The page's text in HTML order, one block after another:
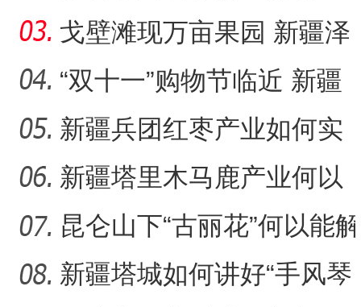
何
馆：“楼兰美女”谜几何？
戈壁滩现万亩果园 新疆泽
普“小苹果”如何成为乡村
“双十一”购物节临近 新疆
本土美妆如何“出圈”？
新疆兵团红枣产业如何实
现高质量发展？
新疆塔里木马鹿产业何以
再现生机？
昆仑山下“古丽花”何以能解
千结？
新疆塔城如何讲好“手风琴